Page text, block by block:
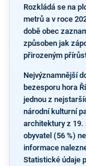
Rozkládá se na
metrů a v roce
době obec
způsoben jak
přirozeným
Nejvýznamnější
bezesporu hora
jednou z
národní kulturní
architektury z 19.
obyvatel (56 %)
informace
Statistické údaje